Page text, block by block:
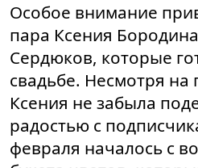
Особое внимание
пара Ксения
Сердюков, которые
свадьбе. Несмотря на
Ксения не забыла
радостью с
февраля началось с